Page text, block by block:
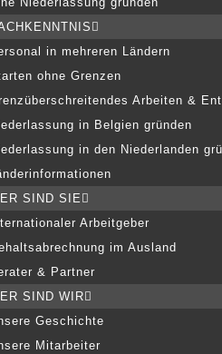
in mehreren Ländern
ohne Grenzen
Arbeiten &
in Belgien gründen
in den Niederlanden
SIND SIE
Arbeitgeber
im Ausland
& Partner
SIND WIR
Geschichte
Mitarbeiter